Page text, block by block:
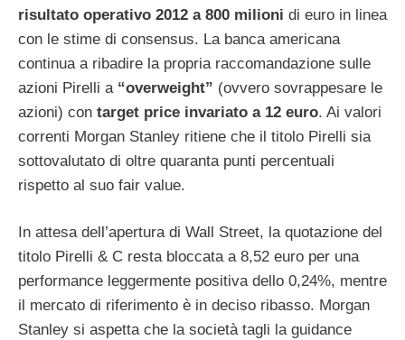
risultato operativo 2012 a 800 milioni di euro in linea
con le stime di consensus. La banca americana
continua a ribadire la propria raccomandazione sulle
azioni Pirelli a “overweight” (ovvero sovrappesare le
azioni) con target price invariato a 12 euro. Ai valori
correnti Morgan Stanley ritiene che il titolo Pirelli sia
sottovalutato di oltre quaranta punti percentuali
rispetto al suo fair value.
In attesa dell’apertura di Wall Street, la quotazione del
titolo Pirelli & C resta bloccata a 8,52 euro per una
performance leggermente positiva dello 0,24%, mentre
il mercato di riferimento è in deciso ribasso. Morgan
Stanley si aspetta che la società tagli la guidance